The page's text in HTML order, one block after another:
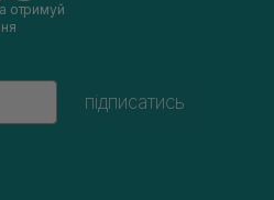
отримуй
підписатись